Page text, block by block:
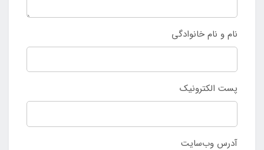
نام و نام خانوادگی
پست الکترونیک
آدرس وب‌سایت